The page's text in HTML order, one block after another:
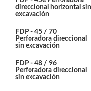
direccional horizontal sin
excavación
FDP - 45 / 70
Perforadora direccional
sin excavación
FDP - 48 / 96
Perforadora direccional
sin excavación